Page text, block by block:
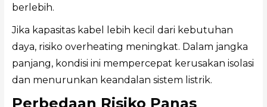
berlebih.
Jika kapasitas kabel lebih kecil dari kebutuhan
daya, risiko overheating meningkat. Dalam jangka
panjang, kondisi ini mempercepat kerusakan isolasi
dan menurunkan keandalan sistem listrik.
Perbedaan Risiko Panas